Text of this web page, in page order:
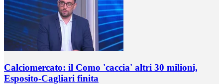
Calciomercato: il Como 'caccia' altri 30 milioni,
Esposito-Cagliari finita